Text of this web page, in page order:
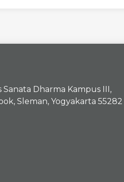
Sanata Dharma Kampus III,
Sleman, Yogyakarta 55282